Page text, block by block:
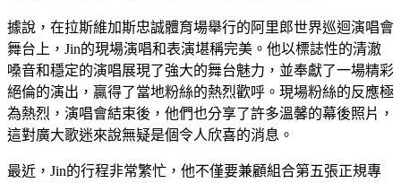
據說，在拉斯維加斯忠誠體育場舉行的阿里郎世界巡迴演唱會
舞台上，Jin的現場演唱和表演堪稱完美。他以標誌性的清澈
嗓音和穩定的演唱展現了強大的舞台魅力，並奉獻了一場精彩
絕倫的演出，贏得了當地粉絲的熱烈歡呼。現場粉絲的反應極
為熱烈，演唱會結束後，他們也分享了許多溫馨的幕後照片，
這對廣大歌迷來說無疑是個令人欣喜的消息。
最近，Jin的行程非常繁忙，他不僅要兼顧組合第五張正規專